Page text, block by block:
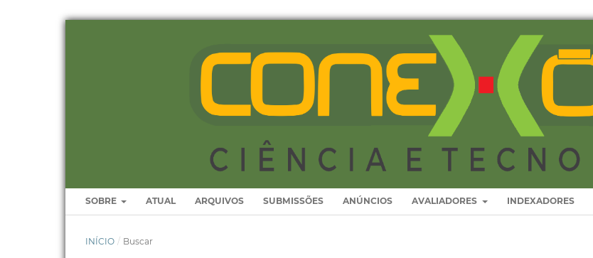
SOBRE ATUAL ARQUIVOS SUBMISSÕES ANÚNCIOS AVALIADORES INDEXADORES
INÍCIO / Buscar